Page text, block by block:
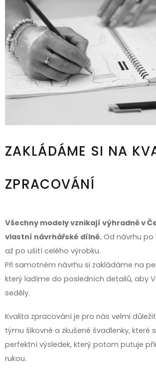
ZAKLÁDÁME SI NA
ZPRACOVÁNÍ
Všechny modely vznikají výhradně v
vlastní návrhářské dílně. Od návrhu po
až po ušití celého výrobku.
Při samotném návrhu si zakládáme na
který ladíme do posledních detailů, aby
seděly.
Kvalita zpracování je pro nás velmi
týmu šikovné a zkušené švadlenky, které
perfektní výsledek, který potom putuje
rukou.